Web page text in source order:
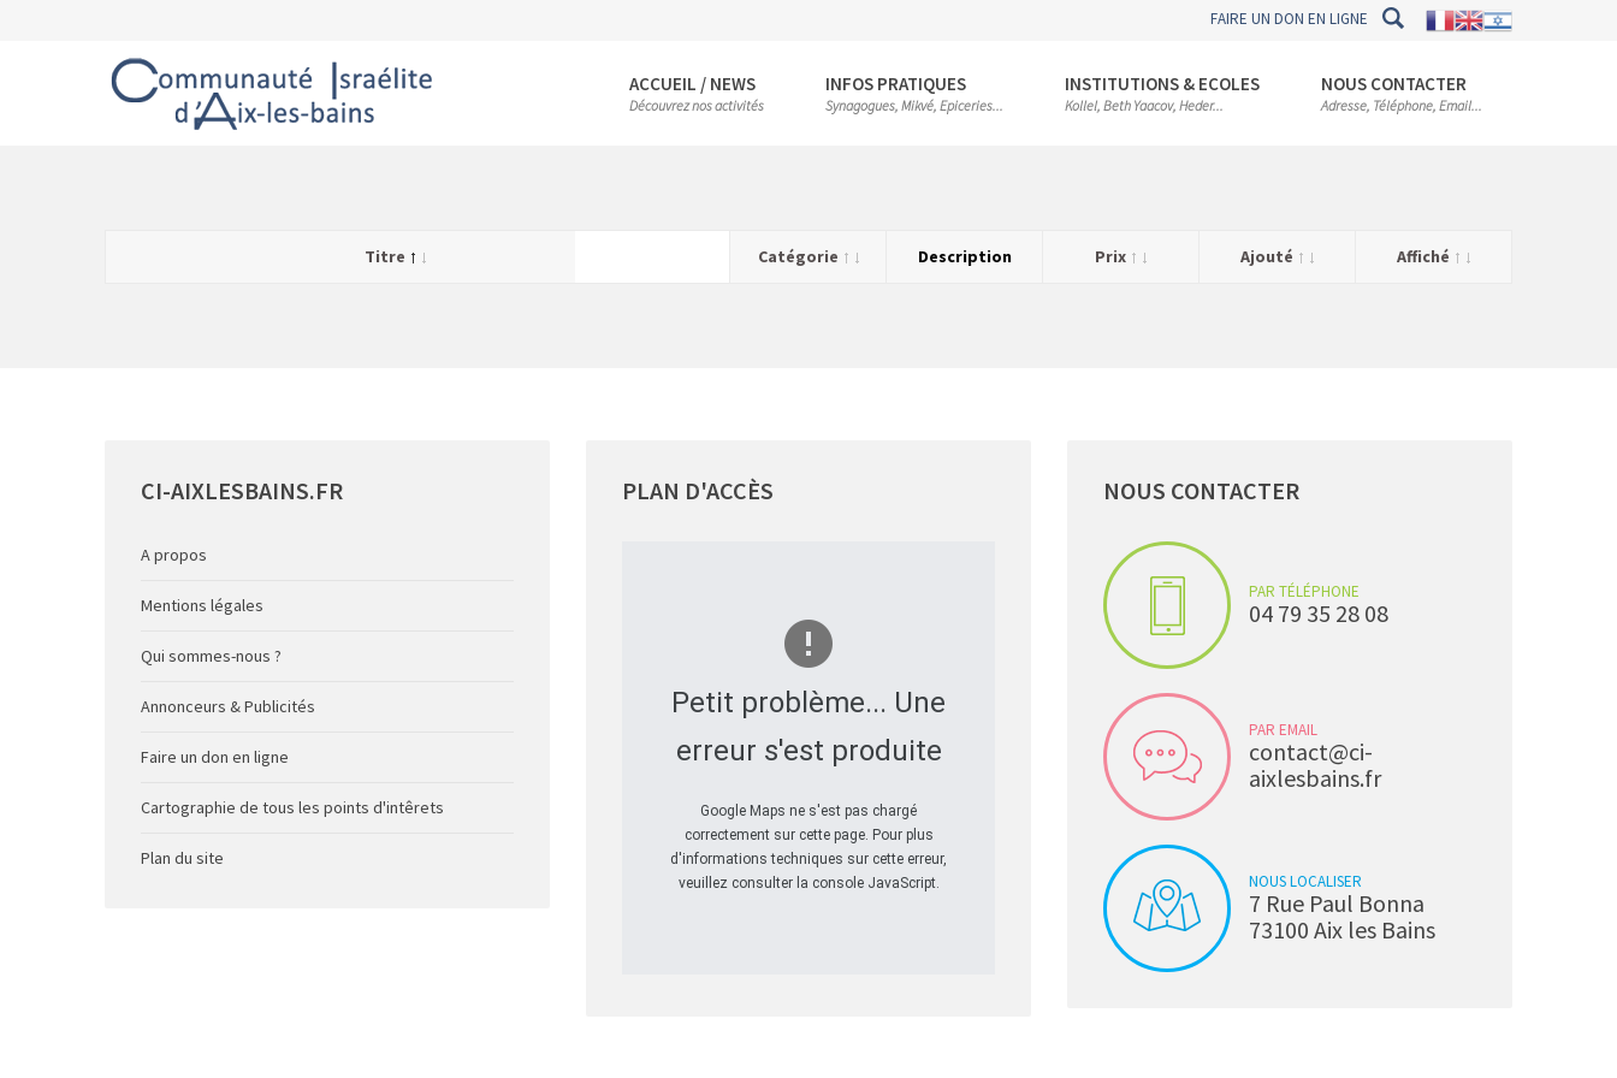
FAIRE UN DON EN LIGNE
ACCUEIL / NEWS
Découvrez nos activités
INFOS PRATIQUES
Synagogues, Mikvé, Epiceries...
INSTITUTIONS & ECOLES
Kollel, Beth Yaacov, Heder...
NOUS CONTACTER
Adresse, Téléphone, Email...
Titre Catégorie Description Prix Ajouté Affiché
CI-AIXLESBAINS.FR
A propos
Mentions légales
Qui sommes-nous ?
Annonceurs & Publicités
Faire un don en ligne
Cartographie de tous les points d'intêrets
Plan du site
PLAN D'ACCÈS
Petit problème... Une
erreur s'est produite
Google Maps ne s'est pas chargé
correctement sur cette page. Pour plus
d'informations techniques sur cette erreur,
veuillez consulter la console JavaScript.
NOUS CONTACTER
PAR TÉLÉPHONE
04 79 35 28 08
PAR EMAIL
contact@ci-
aixlesbains.fr
NOUS LOCALISER
7 Rue Paul Bonna
73100 Aix les Bains